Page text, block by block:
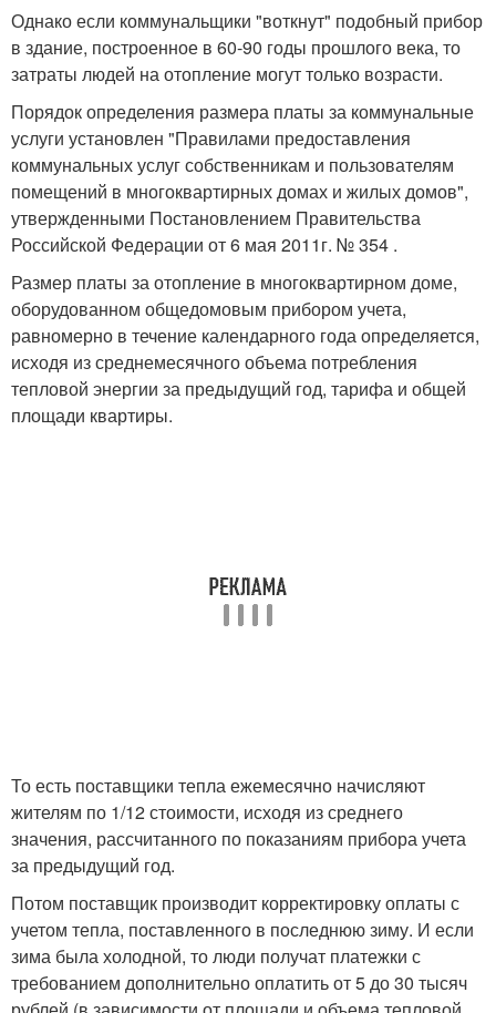
Однако если коммунальщики "воткнут" подобный прибор
в здание, построенное в 60-90 годы прошлого века, то
затраты людей на отопление могут только возрасти.
Порядок определения размера платы за коммунальные
услуги установлен "Правилами предоставления
коммунальных услуг собственникам и пользователям
помещений в многоквартирных домах и жилых домов",
утвержденными Постановлением Правительства
Российской Федерации от 6 мая 2011г. № 354 .
Размер платы за отопление в многоквартирном доме,
оборудованном общедомовым прибором учета,
равномерно в течение календарного года определяется,
исходя из среднемесячного объема потребления
тепловой энергии за предыдущий год, тарифа и общей
площади квартиры.
То есть поставщики тепла ежемесячно начисляют
жителям по 1/12 стоимости, исходя из среднего
значения, рассчитанного по показаниям прибора учета
за предыдущий год.
Потом поставщик производит корректировку оплаты с
учетом тепла, поставленного в последнюю зиму. И если
зима была холодной, то люди получат платежки с
требованием дополнительно оплатить от 5 до 30 тысяч